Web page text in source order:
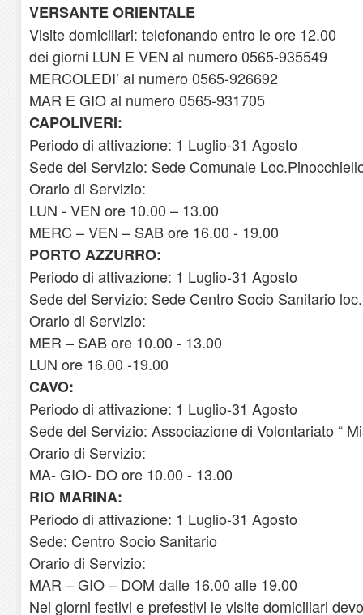
VERSANTE ORIENTALE
Visite domiciliari: telefonando entro le ore 12.00
dei giorni LUN E VEN al numero 0565-935549
MERCOLEDI’ al numero 0565-926692
MAR E GIO al numero 0565-931705
CAPOLIVERI:
Periodo di attivazione: 1 Luglio-31 Agosto
Sede del Servizio: Sede Comunale
Orario di Servizio:
LUN - VEN ore 10.00 – 13.00
MERC – VEN – SAB ore 16.00 - 19.00
PORTO AZZURRO:
Periodo di attivazione: 1 Luglio-31 Agosto
Sede del Servizio: Sede Centro Socio Sanitario
Orario di Servizio:
MER – SAB ore 10.00 - 13.00
LUN ore 16.00 -19.00
CAVO:
Periodo di attivazione: 1 Luglio-31 Agosto
Sede del Servizio: Associazione di Volontariato “
Orario di Servizio:
MA- GIO- DO ore 10.00 - 13.00
RIO MARINA:
Periodo di attivazione: 1 Luglio-31 Agosto
Sede: Centro Socio Sanitario
Orario di Servizio:
MAR – GIO – DOM dalle 16.00 alle 19.00
Nei giorni festivi e prefestivi le visite domiciliari